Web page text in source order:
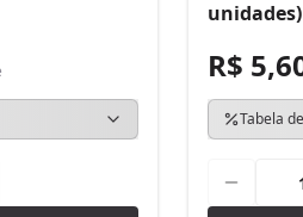
unidades)
R$
Tabela